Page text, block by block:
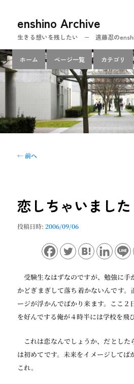
ン
テ
ン
ツ
動
enshino Archive
生きる想いを残したい − 遠藤忍の
メ
イ
ン
ー
ホーム ページ一覧 カテゴリ
投
ゲ
ー
ョ
←前へ
恋しちゃいました
投稿日時:2006/09/06
受験生なはずなのですが、勉強に手
かどぎまぎして落ち着かないんです。
ージが浮かんでばかり来ます。ここ２
を好んでする俺が４時半には学校を飛
これは恋なんでしょうか、だとした
は初めてです。未来をイメージしてば
これ。